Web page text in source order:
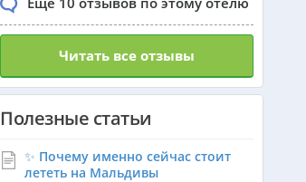
Франция из Алматы
Читать все отзывы
Полезные статьи
✨ Почему именно сейчас стоит
лететь на Мальдивы